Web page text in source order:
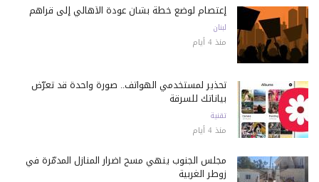
إعتصام لوضع خطة بشأن عودة الأهالي إلى قراهم
لبنان
منذ 4 أيام
تحذير لمستخدمي الهواتف.. صورة واحدة قد تعرّض
بياناتك للسرقة
تقنية
منذ 4 أيام
مجلس الجنوب ينهي مسح أضرار المنازل المدمّرة في
زوطر الغربية